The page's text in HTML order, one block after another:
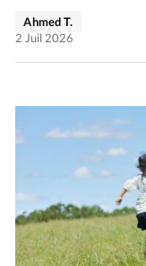
Ahmed T.
2 Juil 2026